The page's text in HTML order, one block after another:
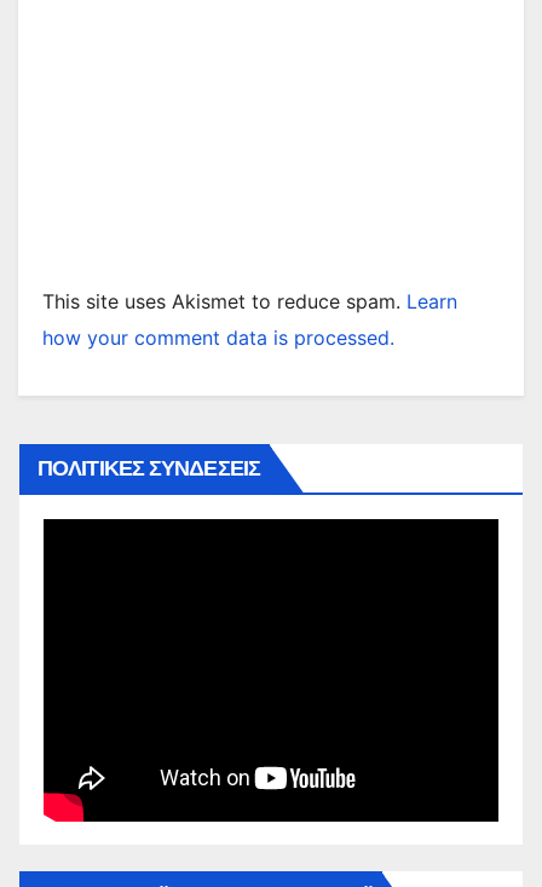
This site uses Akismet to reduce spam. Learn
how your comment data is processed.
ΠΟΛΙΤΙΚΕΣ ΣΥΝΔΕΣΕΙΣ